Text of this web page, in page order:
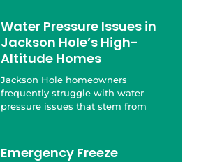
Water Pressure Issues in
Jackson Hole’s High-
Altitude Homes
Jackson Hole homeowners
frequently struggle with water
pressure issues that stem from
Emergency Freeze